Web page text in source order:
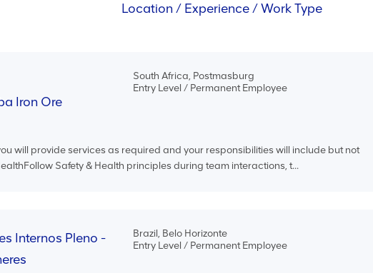
Location / Experience / Work Type
Iron Ore
South Africa, Postmasburg
Entry Level / Permanent Employee
will provide services as required and your responsibilities will include but not
Safety & Health principles during team interactions, t...
Internos Pleno -
Brazil, Belo Horizonte
Entry Level / Permanent Employee